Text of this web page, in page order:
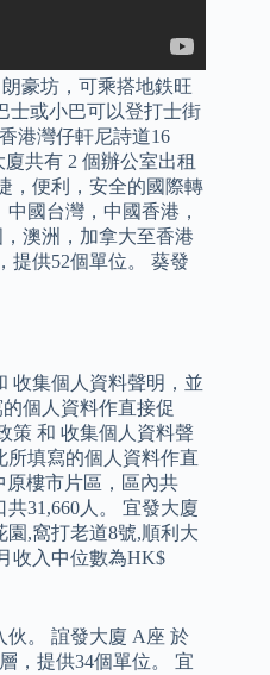
豪坊，可乘搭地鉄旺
士或小巴可以登打士街
港灣仔軒尼詩道16
共有 2 個辦公室出租
，便利，安全的國際轉
國台灣，中國香港，
澳洲，加拿大至香港
提供52個單位。 葵發
收集個人資料聲明，並
個人資料作直接促
策 和 收集個人資料聲
所填寫的個人資料作直
原樓市片區，區內共
31,660人。 宜發大廈
,窩打老道8號,順利大
收入中位數為HK$
伙。 誼發大廈 A座 於
，提供34個單位。 宜